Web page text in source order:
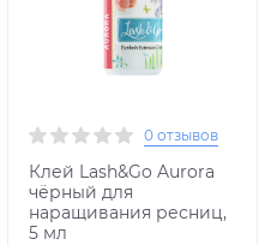
0 отзывов
Клей Lash&Go Aurora
чёрный для
наращивания ресниц,
5 мл